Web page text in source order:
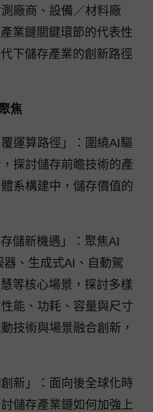
廠商、設備／材料廠
業鏈關鍵環節的代表性
下儲存產業的創新路徑
焦
運算路徑」：圍繞AI驅
探討儲存前瞻技術的產
系構建中，儲存價值的
儲新機遇」：聚焦AI
、生成式AI、自動駕
等核心場景，探討多樣
能、功耗、容量與尺寸
技術與場景融合創新，
新」：面向後全球化時
儲存產業鏈如何加強上